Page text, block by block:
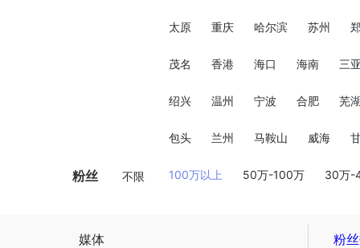
太原 重庆 哈尔滨 苏州
茂名 香港 海口 海南 三
绍兴 温州 宁波 合肥 芜
包头 兰州 马鞍山 威海
粉丝 不限 100万以上 50万-100万 30万-
媒体 粉